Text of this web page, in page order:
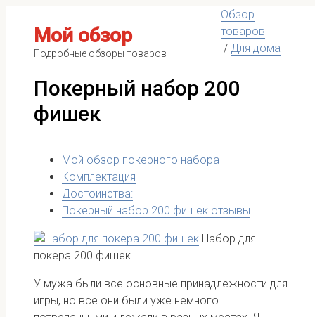
Мой обзор
Подробные обзоры товаров
Обзор
товаров
/ Для дома
Покерный набор 200
фишек
Мой обзор покерного набора
Комплектация
Достоинства:
Покерный набор 200 фишек отзывы
Набор для
покера 200 фишек
У мужа были все основные принадлежности для
игры, но все они были уже немного